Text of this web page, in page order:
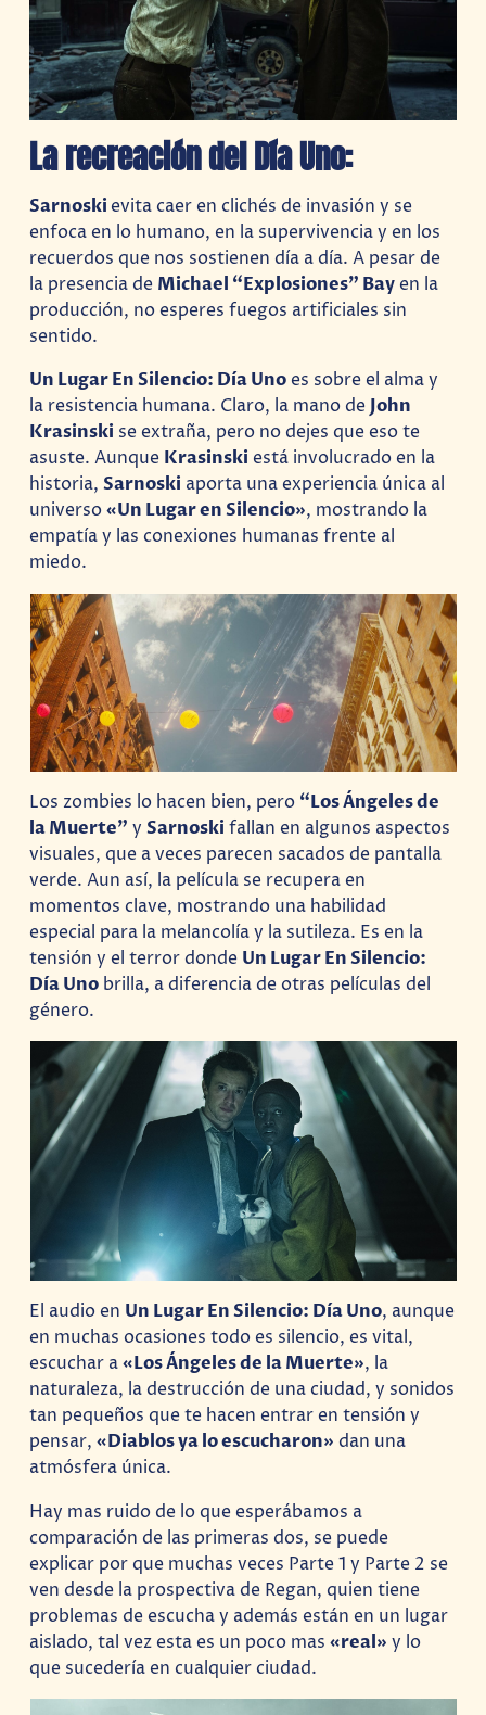
La recreación del Día Uno:
Sarnoskievita caer en clichés de invasión y se
enfoca en lo humano, en la supervivencia y en los
recuerdos que nos sostienen día a día. A pesar de
la presencia de Michael “Explosiones” Bayen la
producción, no esperes fuegos artificiales sin
sentido.
Un Lugar En Silencio: Día Unoes sobre el alma y
la resistencia humana. Claro, la mano de John
Krasinski se extraña, pero no dejes que eso te
asuste. Aunque Krasinski está involucrado en la
historia,Sarnoski aporta una experiencia única al
universo«Un Lugar en Silencio», mostrando la
empatía y las conexiones humanas frente al
miedo.
Los zombies lo hacen bien, pero “Los Ángeles de
la Muerte” ySarnoski fallan en algunos aspectos
visuales, que a veces parecen sacados de pantalla
verde. Aun así, la película se recupera en
momentos clave, mostrando una habilidad
especial para la melancolía y la sutileza. Es en la
tensión y el terror donde Un Lugar En Silencio:
Día Uno brilla, a diferencia de otras películas del
género.
El audio en Un Lugar En Silencio: Día Uno, aunque
en muchas ocasiones todo es silencio, es vital,
escuchar a«Los Ángeles de la Muerte», la
naturaleza, la destrucción de una ciudad, y sonidos
tan pequeños que te hacen entrar en tensión y
pensar,«Diablos ya lo escucharon» dan una
atmósfera única.
Hay mas ruido de lo que esperábamos a
comparación de las primeras dos, se puede
explicar por que muchas veces Parte 1 y Parte 2 se
ven desde la prospectiva de Regan, quien tiene
problemas de escucha y además están en un lugar
aislado, tal vez esta es un poco mas«real» y lo
que sucedería en cualquier ciudad.